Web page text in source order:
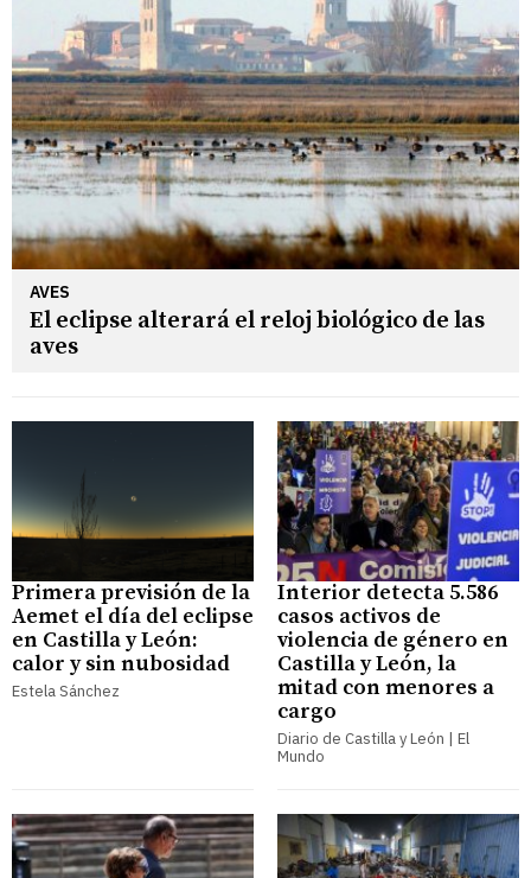
AVES
El eclipse alterará el reloj biológico de las
aves
Primera previsión de la
Aemet el día del eclipse
en Castilla y León:
calor y sin nubosidad
Estela Sánchez
Interior detecta 5.586
casos activos de
violencia de género en
Castilla y León, la
mitad con menores a
cargo
Diario de Castilla y León | El
Mundo